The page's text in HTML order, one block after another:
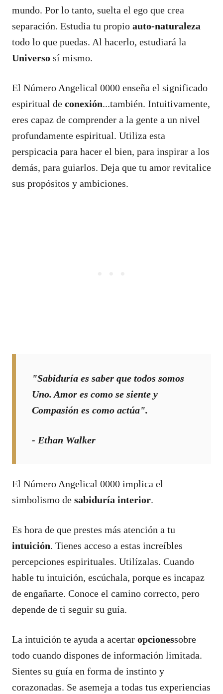
mundo. Por lo tanto, suelta el ego que crea
separación. Estudia tu propio auto-naturaleza
todo lo que puedas. Al hacerlo, estudiará la
Universo sí mismo.
El Número Angelical 0000 enseña el significado
espiritual de conexión...también. Intuitivamente,
eres capaz de comprender a la gente a un nivel
profundamente espiritual. Utiliza esta
perspicacia para hacer el bien, para inspirar a los
demás, para guiarlos. Deja que tu amor revitalice
sus propósitos y ambiciones.
"Sabiduría es saber que todos somos
Uno. Amor es como se siente y
Compasión es como actúa".
- Ethan Walker
El Número Angelical 0000 implica el
simbolismo de sabiduría interior.
Es hora de que prestes más atención a tu
intuición. Tienes acceso a estas increíbles
percepciones espirituales. Utilízalas. Cuando
hable tu intuición, escúchala, porque es incapaz
de engañarte. Conoce el camino correcto, pero
depende de ti seguir su guía.
La intuición te ayuda a acertar opcionessobre
todo cuando dispones de información limitada.
Sientes su guía en forma de instinto y
corazonadas. Se asemeja a todas tus experiencias